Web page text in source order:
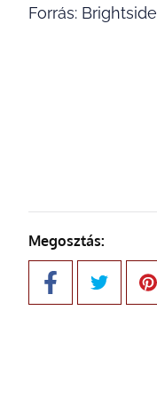
Forrás: Brightside
Megosztás: